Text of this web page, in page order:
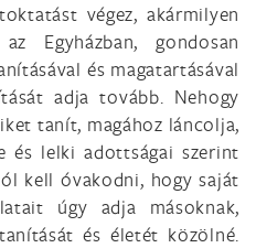
végez, akármilyen
Egyházban, gondosan
és magatartásával
adja tovább. Nehogy
tanít, magához láncolja,
és lelki adottságai szerint
kell óvakodni, hogy saját
úgy adja másoknak,
és életét közölné.